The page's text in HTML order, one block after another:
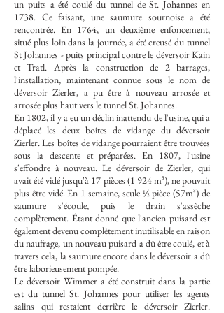
un puits a été coulé du tunnel de St. Johannes en
1738. Ce faisant, une saumure sournoise a été
rencontrée. En 1764, un deuxième enfoncement,
situé plus loin dans la journée, a été creusé du tunnel
St Johannes - puits principal contre le déversoir Kain
et Tratl. Après la construction de 2 barrages,
l'installation, maintenant connue sous le nom de
déversoir Zierler, a pu être à nouveau arrosée et
arrosée plus haut vers le tunnel St. Johannes.
En 1802, il y a eu un déclin inattendu de l'usine, qui a
déplacé les deux boîtes de vidange du déversoir
Zierler. Les boîtes de vidange pourraient être trouvées
sous la descente et préparées. En 1807, l'usine
s'effondre à nouveau. Le déversoir de Zierler, qui
avait été vidé jusqu'à 17 pièces (1 924 m³), ne pouvait
plus être vidé. En 1 semaine, seule ½ pièce (57m³) de
saumure s'écoule, puis le drain s'assèche
complètement. Étant donné que l'ancien puisard est
également devenu complètement inutilisable en raison
du naufrage, un nouveau puisard a dû être coulé, et à
travers cela, la saumure encore dans le déversoir a dû
être laborieusement pompée.
Le déversoir Wimmer a été construit dans la partie
est du tunnel St. Johannes pour utiliser les agents
salins qui restaient derrière le déversoir Zierler.